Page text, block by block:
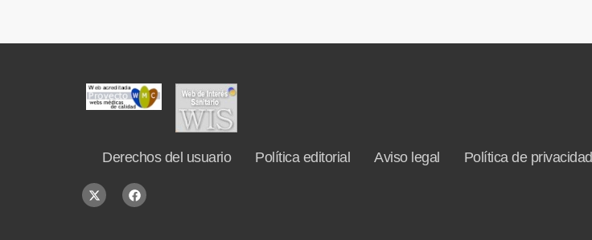
Derechos del usuario Política editorial Aviso legal Política de privacidad